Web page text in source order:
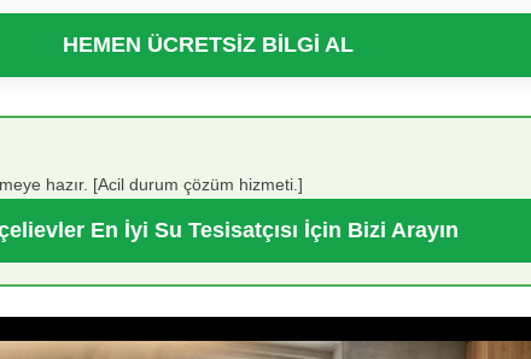
HEMEN ÜCRETSİZ BİLGİ AL
hazır. [Acil durum çözüm hizmeti.]
En İyi Su Tesisatçısı İçin Bizi Arayın